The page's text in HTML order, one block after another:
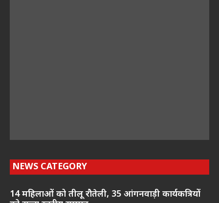
NEWS CATEGORY
14 महिलाओं को तीलू रौतेली, 35 आंगनवाड़ी कार्यकत्रियों